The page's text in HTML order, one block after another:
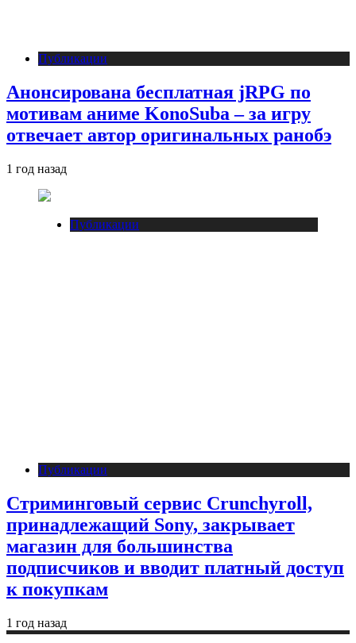
Публикации
Анонсирована бесплатная jRPG по
мотивам аниме KonoSuba – за игру
отвечает автор оригинальных ранобэ
1 год назад
Публикации
Публикации
Стриминговый сервис Crunchyroll,
принадлежащий Sony, закрывает
магазин для большинства
подписчиков и вводит платный доступ
к покупкам
1 год назад